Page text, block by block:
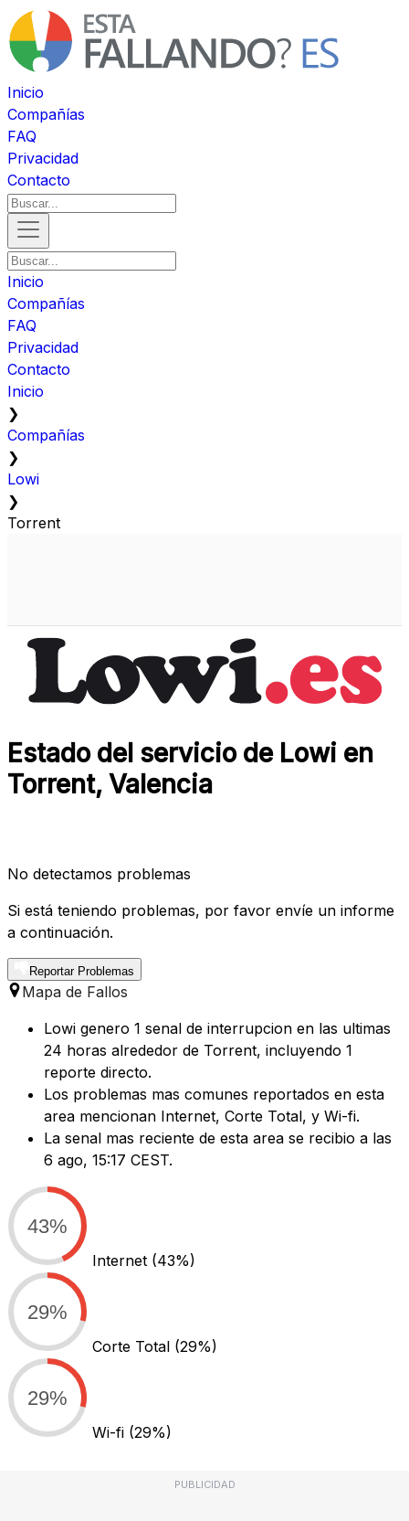
Inicio
Compañías
FAQ
Privacidad
Contacto
Inicio
Compañías
FAQ
Privacidad
Contacto
Inicio
❯
Compañías
❯
Lowi
❯
Torrent
Estado del servicio de Lowi en
Torrent, Valencia
No detectamos problemas
Si está teniendo problemas, por favor envíe un informe
a continuación.
Reportar Problemas
Mapa de Fallos
Lowi genero 1 senal de interrupcion en las ultimas
24 horas alrededor de Torrent, incluyendo 1
reporte directo.
Los problemas mas comunes reportados en esta
area mencionan Internet, Corte Total, y Wi-fi.
La senal mas reciente de esta area se recibio a las
6 ago, 15:17 CEST.
43%
Internet (43%)
29%
Corte Total (29%)
29%
Wi-fi (29%)
PUBLICIDAD